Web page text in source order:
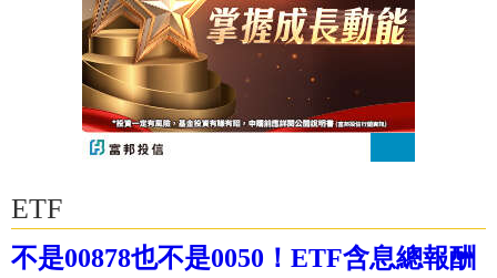
ETF
不是00878也不是0050！ETF含息總報酬